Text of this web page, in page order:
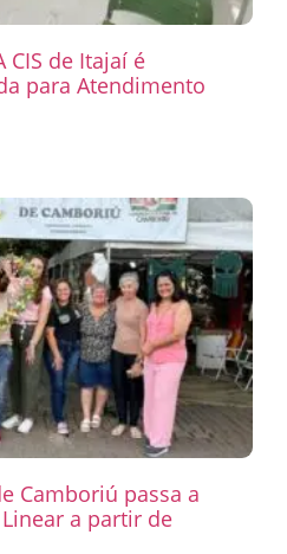
CIS de Itajaí é
para Atendimento
Camboriú passa a
a partir de